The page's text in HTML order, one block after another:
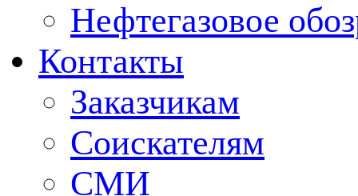
Нефтегазовое
Контакты
Заказчикам
Соискателям
СМИ